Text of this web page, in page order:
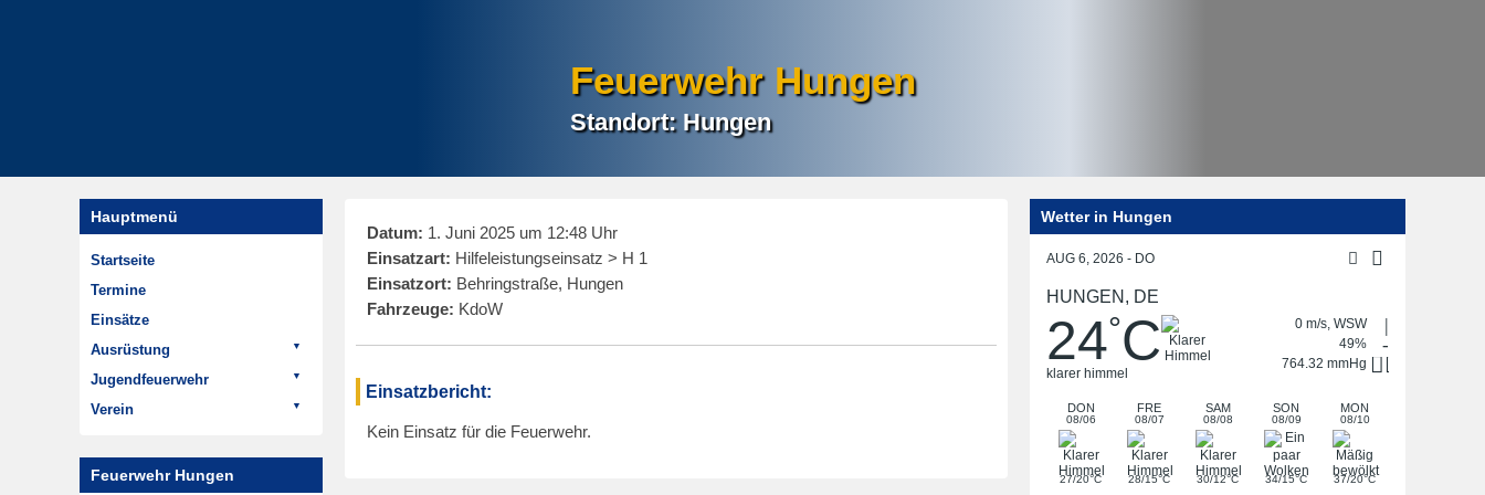
Feuerwehr Hungen
Standort: Hungen
navigation
Datum: 1. Juni 2025 um 12:48 Uhr
Einsatzart: Hilfeleistungseinsatz > H 1
Einsatzort: Behringstraße, Hungen
Fahrzeuge: KdoW
Einsatzbericht:
Kein Einsatz für die Feuerwehr.
Wetter in Hungen
AUG 6, 2026 - DO
HUNGEN, DE
24°C
klarer himmel
0 m/s, WSW
49%
764.32 mmHg
DON
08/06
FRE
08/07
SAM
08/08
SON
08/09
MON
08/10
27/20°C 28/15°C 30/12°C 34/15°C 37/20°C
Hauptmenü
Startseite
Termine
Einsätze
Ausrüstung
Fahrzeuge
HTLF 16
LF 8/6
Jugendfeuerwehr
Termine
Jugendfeuerwehr
Verein
Feuerwehr Hungen